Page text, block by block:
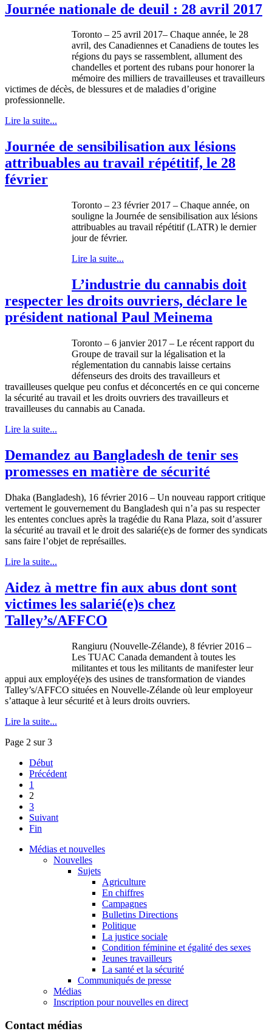
Journée nationale de deuil : 28 avril 2017
Toronto – 25 avril 2017– Chaque année, le 28
avril, des Canadiennes et Canadiens de toutes les
régions du pays se rassemblent, allument des
chandelles et portent des rubans pour honorer la
mémoire des milliers de travailleuses et travailleurs
victimes de décès, de blessures et de maladies d’origine
professionnelle.
Lire la suite...
Journée de sensibilisation aux lésions
attribuables au travail répétitif, le 28
février
Toronto – 23 février 2017 – Chaque année, on
souligne la Journée de sensibilisation aux lésions
attribuables au travail répétitif (LATR) le dernier
jour de février.
Lire la suite...
L’industrie du cannabis doit
respecter les droits ouvriers, déclare le
président national Paul Meinema
Toronto – 6 janvier 2017 – Le récent rapport du
Groupe de travail sur la légalisation et la
réglementation du cannabis laisse certains
défenseurs des droits des travailleurs et
travailleuses quelque peu confus et déconcertés en ce qui concerne
la sécurité au travail et les droits ouvriers des travailleurs et
travailleuses du cannabis au Canada.
Lire la suite...
Demandez au Bangladesh de tenir ses
promesses en matière de sécurité
Dhaka (Bangladesh), 16 février 2016 – Un nouveau rapport critique
vertement le gouvernement du Bangladesh qui n’a pas su respecter
les ententes conclues après la tragédie du Rana Plaza, soit d’assurer
la sécurité au travail et le droit des salarié(e)s de former des syndicats
sans faire l’objet de représailles.
Lire la suite...
Aidez à mettre fin aux abus dont sont
victimes les salarié(e)s chez
Talley’s/AFFCO
Rangiuru (Nouvelle-Zélande), 8 février 2016 –
Les TUAC Canada demandent à toutes les
militantes et tous les militants de manifester leur
appui aux employé(e)s des usines de transformation de viandes
Talley’s/AFFCO situées en Nouvelle-Zélande où leur employeur
s’attaque à leur sécurité et à leurs droits ouvriers.
Lire la suite...
Page 2 sur 3
Début
Précédent
1
2
3
Suivant
Fin
Médias et nouvelles
Nouvelles
Sujets
Agriculture
En chiffres
Campagnes
Bulletins Directions
Politique
La justice sociale
Condition féminine et égalité des sexes
Jeunes travailleurs
La santé et la sécurité
Communiqués de presse
Médias
Inscription pour nouvelles en direct
Contact médias